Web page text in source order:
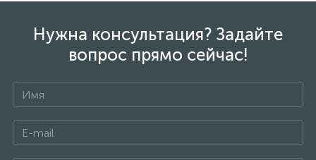
Нужна консультация? Задайте
вопрос прямо сейчас!